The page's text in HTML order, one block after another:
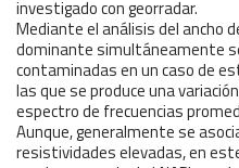
investigado con georradar.
Mediante el análisis del ancho
dominante simultáneamente
contaminadas en un caso de
las que se produce una
espectro de frecuencias
Aunque, generalmente se
resistividades elevadas, en